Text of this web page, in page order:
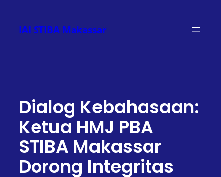
konten
IAI STIBA Makassar
Dialog Kebahasaan:
Ketua HMJ PBA
STIBA Makassar
Dorong Integritas